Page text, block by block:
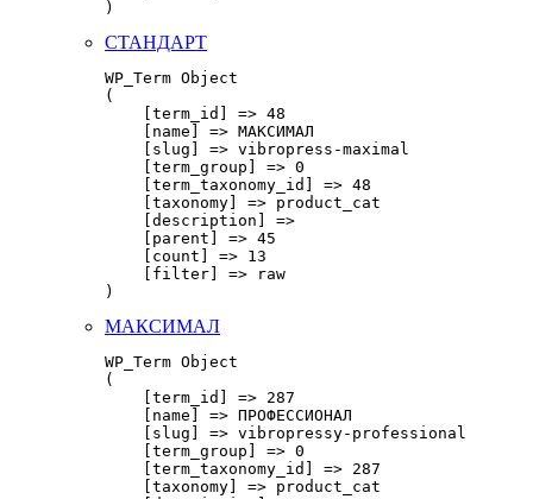
СТАНДАРТ
WP_Term Object
(
    [term_id] => 48
    [name] => МАКСИМАЛ
    [slug] => vibropress-maximal
    [term_group] => 0
    [term_taxonomy_id] => 48
    [taxonomy] => product_cat
    [description] =>
    [parent] => 45
    [count] => 13
    [filter] => raw
МАКСИМАЛ
WP_Term Object
(
    [term_id] => 287
    [name] => ПРОФЕССИОНАЛ
    [slug] => vibropressy-professional
    [term_group] => 0
    [term_taxonomy_id] => 287
    [taxonomy] => product_cat